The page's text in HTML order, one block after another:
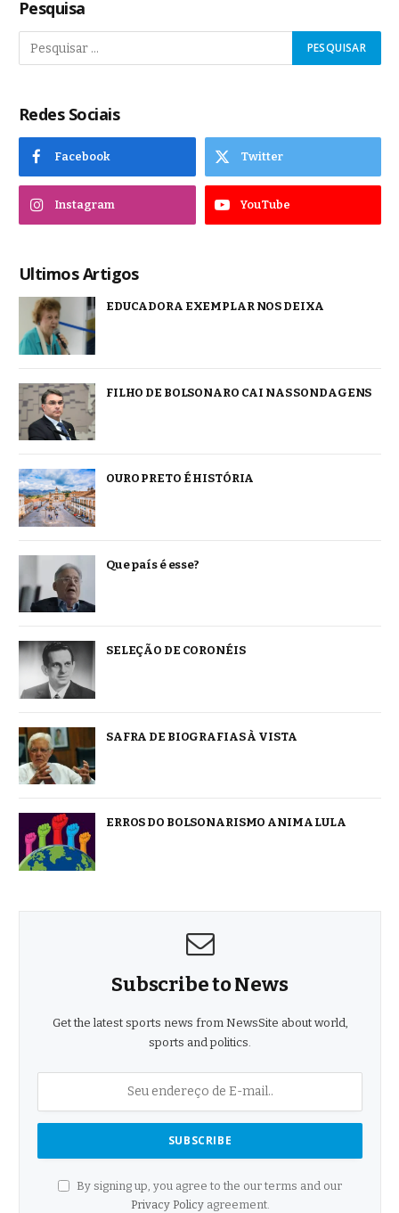
Pesquisa
Redes Sociais
Facebook Twitter
Instagram YouTube
Ultimos Artigos
EDUCADORA EXEMPLAR NOS DEIXA
FILHO DE BOLSONARO CAI NAS SONDAGENS
OURO PRETO É HISTÓRIA
Que país é esse?
SELEÇÃO DE CORONÉIS
SAFRA DE BIOGRAFIAS À VISTA
ERROS DO BOLSONARISMO ANIMA LULA
Subscribe to News
Get the latest sports news from NewsSite about world,
sports and politics.
By signing up, you agree to the our terms and our
Privacy Policyagreement.